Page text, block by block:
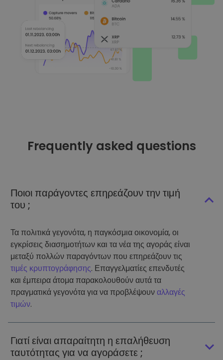
Frequently asked questions
Ποιοι παράγοντες επηρεάζουν την τιμή
του ;
Τα πολιτικά γεγονότα, η παγκόσμια οικονομία, οι
εγκρίσεις διασημοτήτων και τα νέα της αγοράς είναι
μεταξύ πολλών παραγόντων που επηρεάζουν τις
τιμές κρυπτογράφησης. Επαγγελματίες επενδυτές
και έμπειρα άτομα παρακολουθούν αυτά τα
πραγματικά γεγονότα για να προβλέψουναλλαγές
τιμών.
Γιατί είναι απαραίτητη η επαλήθευση
ταυτότητας για να αγοράσετε ;